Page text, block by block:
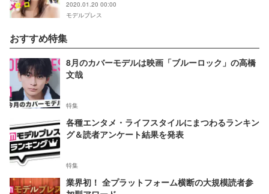
2020.01.20 00:00
モデルプレス
おすすめ特集
8月のカバーモデルは映画「ブルーロック」の高橋
文哉
特集
各種エンタメ・ライフスタイルにまつわるランキン
グ＆読者アンケート結果を発表
特集
業界初！ 全プラットフォーム横断の大規模読者参